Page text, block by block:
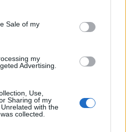
purposes in below Google
Sale of my
my
Advertising.
Use,
Sharing of my
with the
collected.
σχολίου
της Google.
Νέα